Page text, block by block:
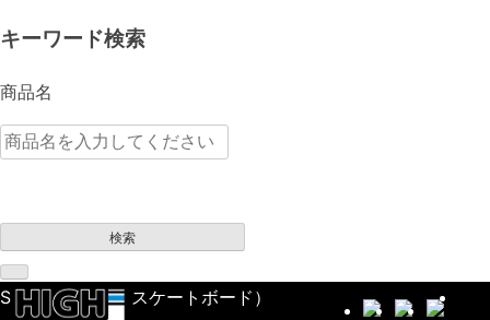
キーワード検索
商品名
検索
SKATEBOARD（スケートボード）